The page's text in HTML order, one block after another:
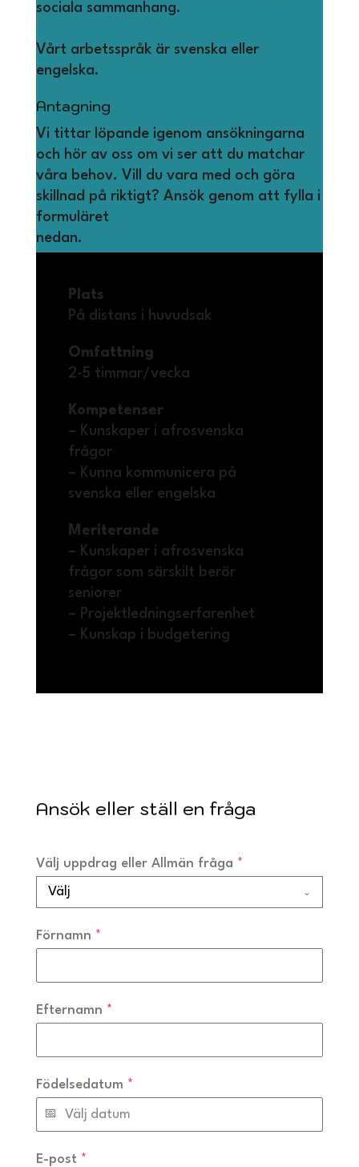
sociala sammanhang.
Vårt arbetsspråk är svenska eller
engelska.
Antagning
Vi tittar löpande igenom ansökningarna
och hör av oss om vi ser att du matchar
våra behov. Vill du vara med och göra
skillnad på riktigt? Ansök genom att fylla i
formuläret
nedan.
Plats
På distans i huvudsak
Omfattning
2-5 timmar/vecka
Kompetenser
– Kunskaper i afrosvenska
frågor
– Kunna kommunicera på
svenska eller engelska
Meriterande
– Kunskaper i afrosvenska
frågor som särskilt berör
seniorer
– Projektledningserfarenhet
– Kunskap i budgetering
Ansök eller ställ en fråga
Välj uppdrag eller Allmän fråga *
Välj
Förnamn *
Efternamn *
Födelsedatum *
E-post *